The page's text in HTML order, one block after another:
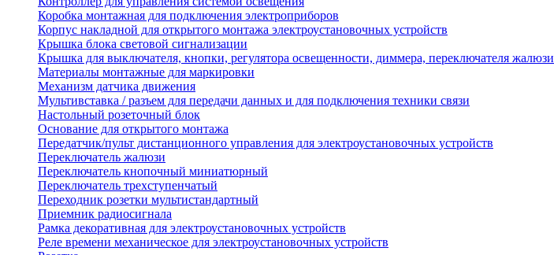
Коробка монтажная для подключения электроприборов
Корпус накладной для открытого монтажа электроустановочных устройств
Крышка блока световой сигнализации
Крышка для выключателя, кнопки, регулятора освещенности, диммера, переключателя жалюзи
Материалы монтажные для маркировки
Механизм датчика движения
Мультивставка / разъем для передачи данных и для подключения техники связи
Настольный розеточный блок
Основание для открытого монтажа
Передатчик/пульт дистанционного управления для электроустановочных устройств
Переключатель жалюзи
Переключатель кнопочный миниатюрный
Переключатель трехступенчатый
Переходник розетки мультистандартный
Приемник радиосигнала
Рамка декоративная для электроустановочных устройств
Реле времени механическое для электроустановочных устройств